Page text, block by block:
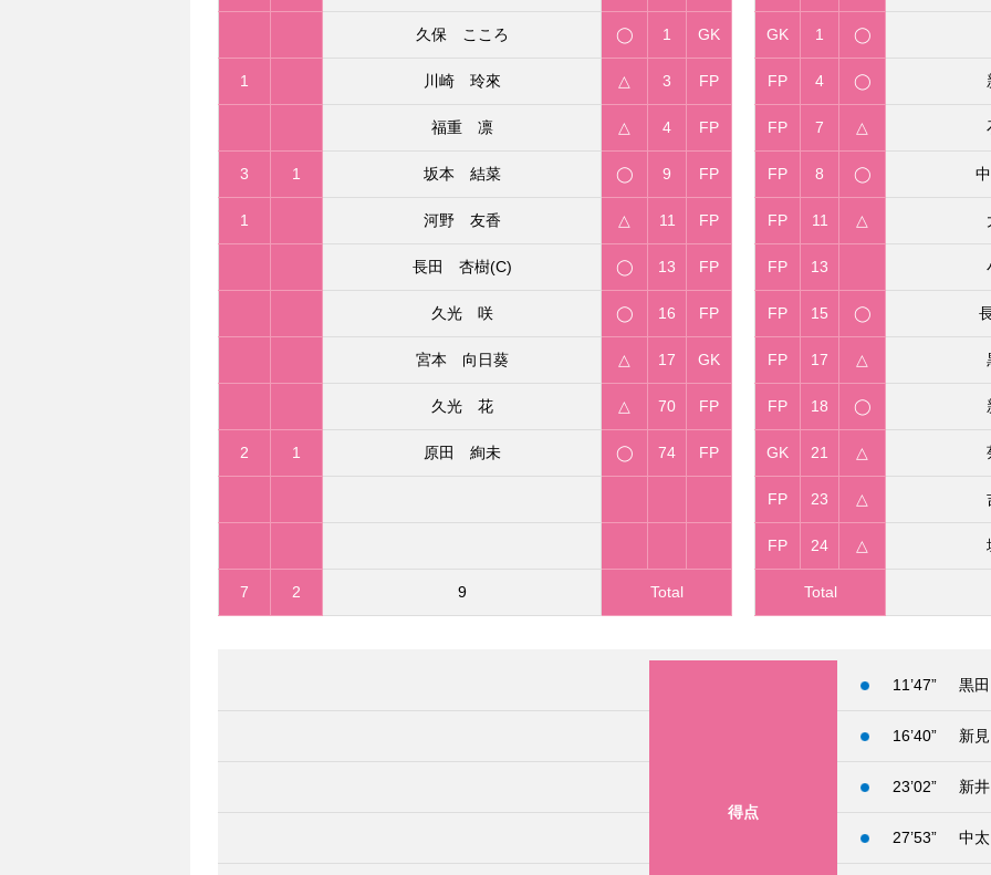
久保 こころ ◯ 1 GK
1 川崎 玲來 △ 3 FP
福重 凛 △ 4 FP
3 1 坂本 結菜 ◯ 9 FP
1 河野 友香 △ 11 FP
長田 杏樹(C) ◯ 13 FP
久光 咲 ◯ 16 FP
宮本 向日葵 △ 17 GK
久光 花 △ 70 FP
2 1 原田 絢未 ◯ 74 FP
7 2 9 Total
GK 1 ◯
FP 4 ◯
FP 7 △
FP 8 ◯
FP 11 △
FP 13
FP 15 ◯
FP 17 △
FP 18 ◯
GK 21 △
FP 23 △
FP 24 △
Total
得点
11’47” 黒
16’40” 新
23’02” 新
27’53” 中